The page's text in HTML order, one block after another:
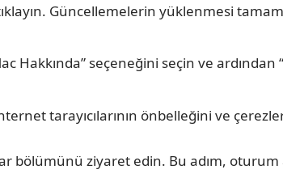
Güncellemelerin yüklenmesi
Hakkında” seçeneğini seçin ve
tarayıcılarının önbelleğini ve
bölümünü ziyaret edin. Bu adım,